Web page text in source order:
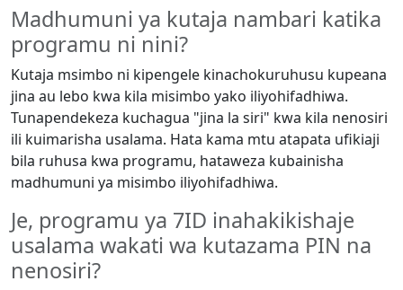
Madhumuni ya kutaja nambari katika
programu ni nini?
Kutaja msimbo ni kipengele kinachokuruhusu kupeana
jina au lebo kwa kila misimbo yako iliyohifadhiwa.
Tunapendekeza kuchagua "jina la siri" kwa kila nenosiri
ili kuimarisha usalama. Hata kama mtu atapata ufikiaji
bila ruhusa kwa programu, hataweza kubainisha
madhumuni ya misimbo iliyohifadhiwa.
Je, programu ya 7ID inahakikishaje
usalama wakati wa kutazama PIN na
nenosiri?